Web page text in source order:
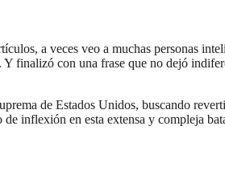
a veces veo a muchas personas
finalizó con una frase que no dejó
de Estados Unidos, buscando
inflexión en esta extensa y compleja